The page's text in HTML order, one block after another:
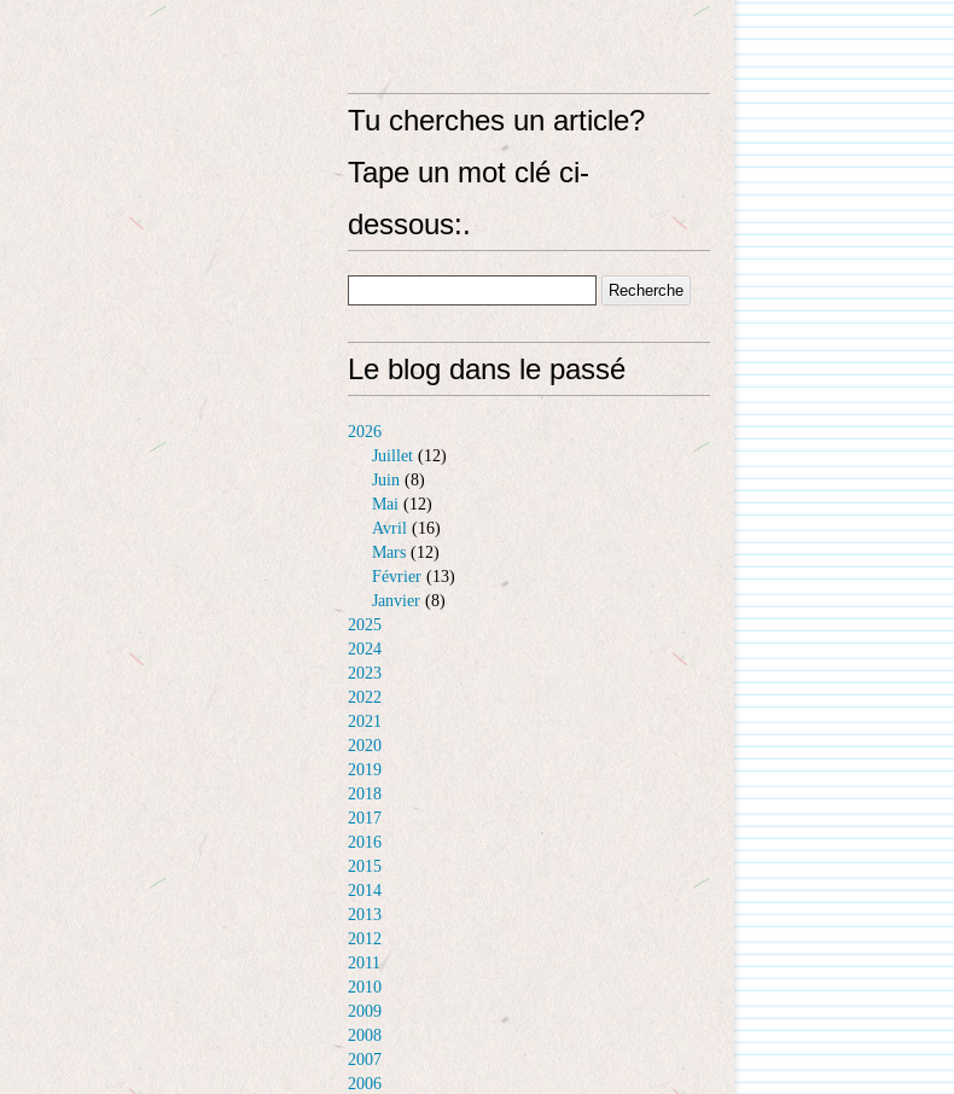
Tu cherches un article?
Tape un mot clé ci-
dessous:.
Le blog dans le passé
2026
Juillet (12)
Juin (8)
Mai (12)
Avril (16)
Mars (12)
Février (13)
Janvier (8)
2025
2024
2023
2022
2021
2020
2019
2018
2017
2016
2015
2014
2013
2012
2011
2010
2009
2008
2007
2006